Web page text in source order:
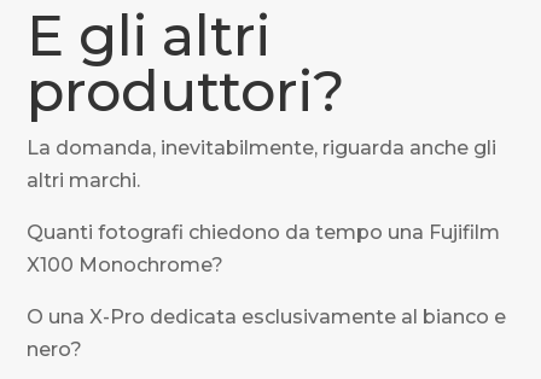
E gli altri
produttori?
La domanda, inevitabilmente, riguarda anche gli
altri marchi.
Quanti fotografi chiedono da tempo una Fujifilm
X100 Monochrome?
O una X-Pro dedicata esclusivamente al bianco e
nero?